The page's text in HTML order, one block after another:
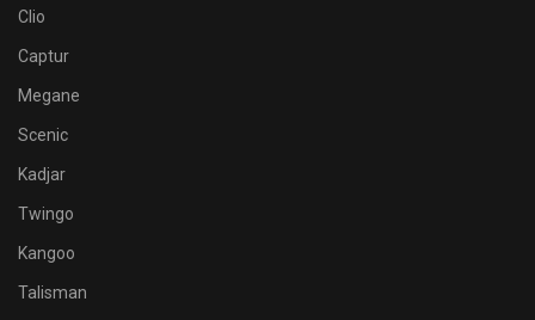
Clio
Captur
Megane
Scenic
Kadjar
Twingo
Kangoo
Talisman